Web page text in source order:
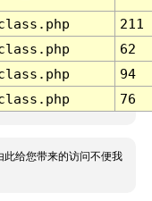
211
62
94
76
此给您带来的访问不便我